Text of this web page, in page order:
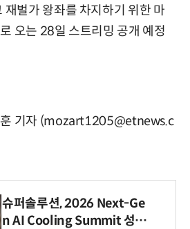
재벌가 왕좌를 차지하기 위한 마
오는 28일 스트리밍 공개 예정
훈 기자 (mozart1205@etnews.c
슈퍼솔루션, 2026 Next-Ge
n AI Cooling Summit 성황